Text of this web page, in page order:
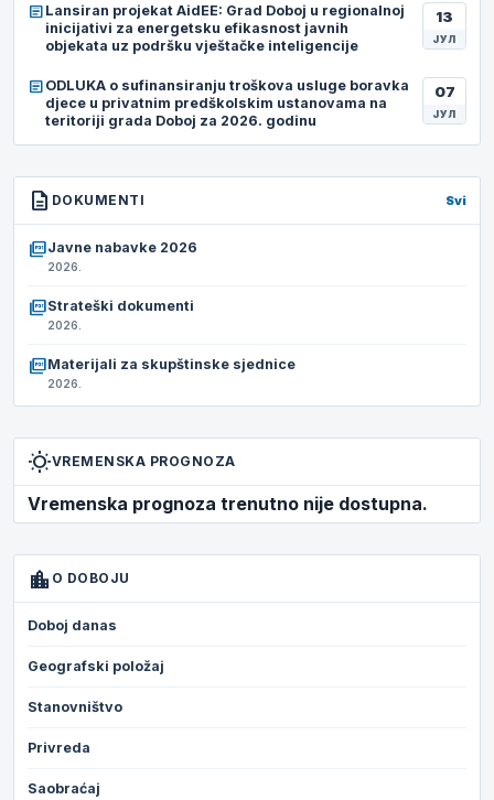
article Lansiran projekat AidEE: Grad Doboj u regionalnoj
inicijativi za energetsku efikasnost javnih
objekata uz podršku vještačke inteligencije
13
ЈУЛ
article ODLUKA o sufinansiranju troškova usluge boravka
djece u privatnim predškolskim ustanovama na
teritoriji grada Doboj za 2026. godinu
07
ЈУЛ
description DOKUMENTI Svi
picture_as_pdfJavne nabavke 2026
2026.
picture_as_pdfStrateški dokumenti
2026.
picture_as_pdfMaterijali za skupštinske sjednice
2026.
wb_sunnyVREMENSKA PROGNOZA
Vremenska prognoza trenutno nije dostupna.
location_city O DOBOJU
Doboj danas
Geografski položaj
Stanovništvo
Privreda
Saobraćaj